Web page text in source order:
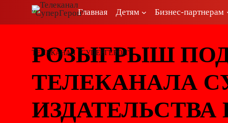
Главная Детям Бизнес-партнерам
ТЕЛЕКАНАЛ "СУПЕРГЕРОИ"
РОЗЫГРЫШ
ТЕЛЕКАНАЛА